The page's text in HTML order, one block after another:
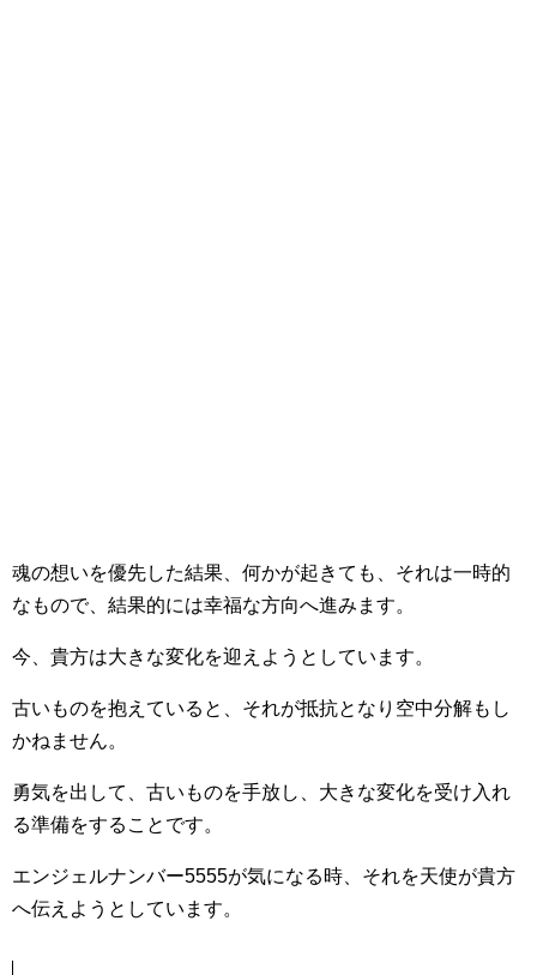
魂の想いを優先した結果、何かが起きても、それは‪一時‬的
なもので、結果的には幸福な方向へ進みます。
今、貴方は大きな変化を迎えようとしています。
古いものを抱えていると、それが抵抗となり空中分解もし
かねません。
勇気を出して、古いものを手放し、大きな変化を受け入れ
る準備をすることです。
エンジェルナンバー5555が気になる時、それを天使が貴方
へ伝えようとしています。